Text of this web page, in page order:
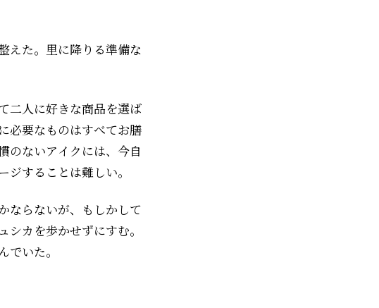
えた。里に降りる準備な
二人に好きな商品を選ば
必要なものはすべてお膳
のないアイクには、今自
することは難しい。
ならないが、もしかして
カを歩かせずにすむ。
いた。